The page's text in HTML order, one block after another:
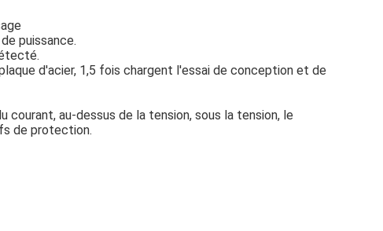
puissance.
d'acier, 1,5 fois chargent l'essai de conception et de
au-dessus de la tension, sous la tension, le
de protection.